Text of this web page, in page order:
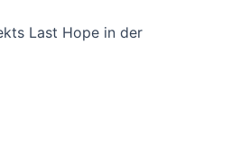
Last Hope in der